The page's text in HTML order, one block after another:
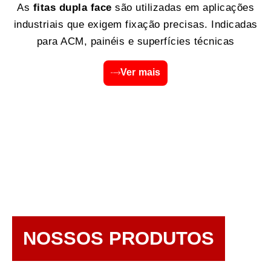
As fitas dupla face são utilizadas em aplicações
industriais que exigem fixação precisas. Indicadas
para ACM, painéis e superfícies técnicas
Ver mais
NOSSOS PRODUTOS